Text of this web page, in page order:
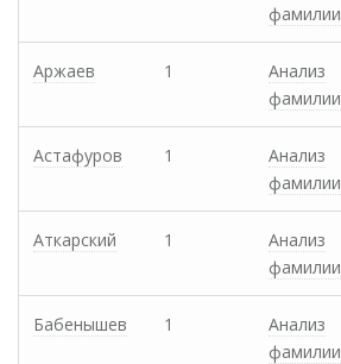
фамилии
Аржаев 1
Анализ
фамилии
Астафуров 1
Анализ
фамилии
Аткарский 1
Анализ
фамилии
Бабенышев 1
Анализ
фамилии